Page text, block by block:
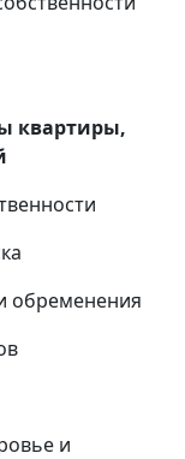
квартиры,
обременения
и